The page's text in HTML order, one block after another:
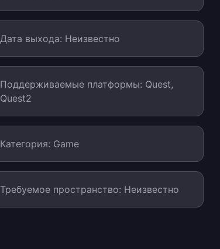
Дата выхода: Неизвестно
Поддерживаемые платформы: Quest,
Quest2
Категория: Game
Требуемое пространство: Неизвестно